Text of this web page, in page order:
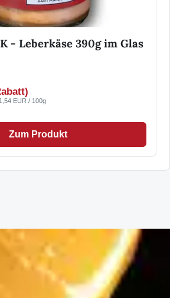
- Leberkäse 390g im Glas
EUR / 100g
Zum Produkt